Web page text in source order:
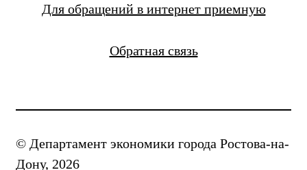
Для обращений в интернет приемную
Обратная связь
© Департамент экономики города Ростова-на-
Дону, 2026